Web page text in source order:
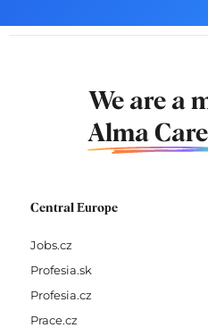
We are a
Alma
Central Europe
Jobs.cz
Profesia.sk
Profesia.cz
Prace.cz